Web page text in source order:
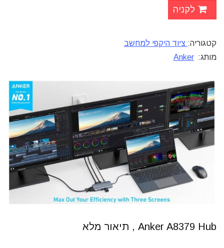
לקניה
קטגוריה: ציוד היקפי למחשב
מותג: Anker
Anker A8379 Hub , תיאור מלא